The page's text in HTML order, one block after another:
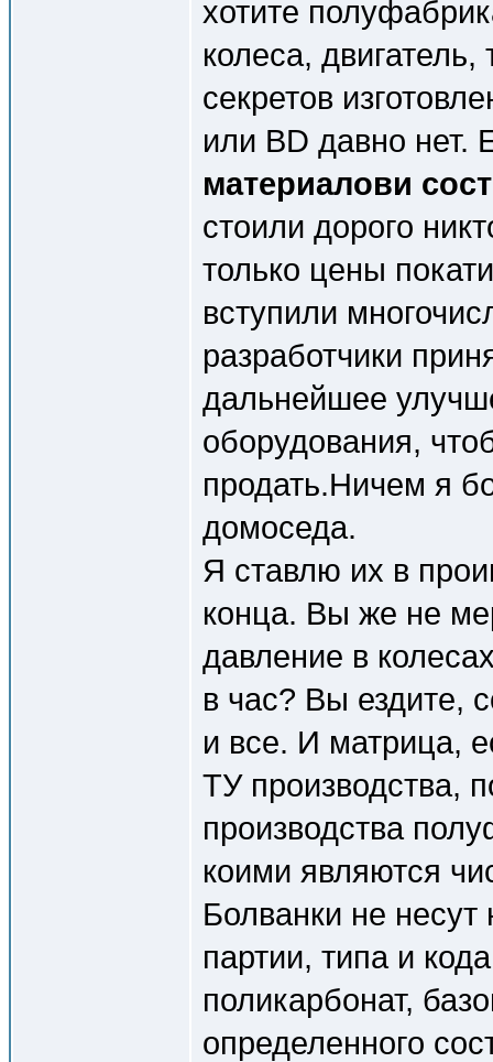
хотите
колеса,
секретов
или BD давно нет.
материалови
стоили дорого
только цены
вступили
разработчики
дальнейшее
оборудования,
продать.Ничем я
домоседа.
Я ставлю их в
конца. Вы же не
давление в
в час? Вы ездите,
и все. И матрица,
ТУ производства,
производства
коими являются
Болванки не
партии, типа и
поликарбонат,
определенного